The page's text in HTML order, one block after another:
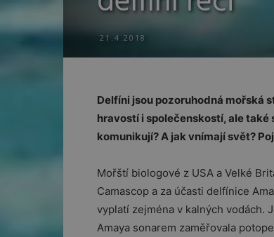
21.4.2018
Delfíni jsou pozoruhodná mořská
hravostí i společenskostí, ale
komunikují? A jak vnímají svět?
Mořští biologové z USA a Velké
Camascop a za účasti delfínice
vyplatí zejména v kalných vodách.
Amaya sonarem zaměřovala